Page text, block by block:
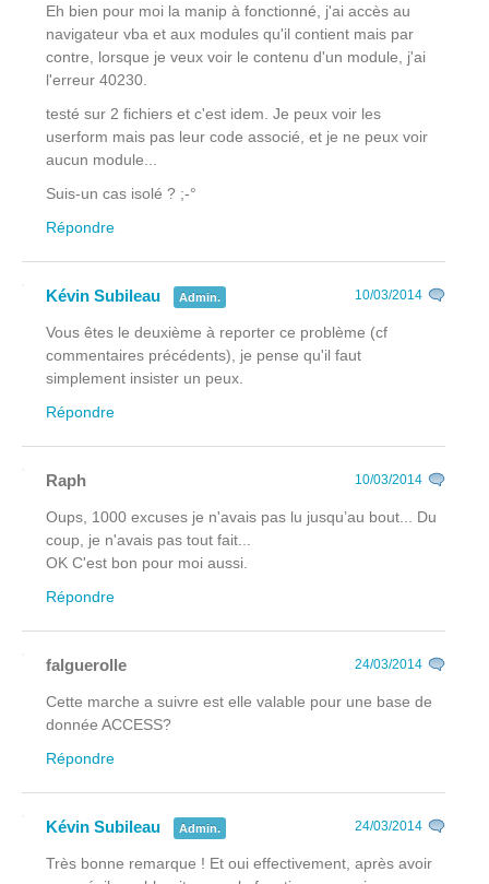
Eh bien pour moi la manip à fonctionné, j'ai accès au
navigateur vba et aux modules qu'il contient mais par
contre, lorsque je veux voir le contenu d'un module, j'ai
l'erreur 40230.
testé sur 2 fichiers et c'est idem. Je peux voir les
userform mais pas leur code associé, et je ne peux voir
aucun module...
Suis-un cas isolé ? ;-°
Répondre
Kévin Subileau Admin. 10/03/2014
Vous êtes le deuxième à reporter ce problème (cf
commentaires précédents), je pense qu'il faut
simplement insister un peux.
Répondre
Raph 10/03/2014
Oups, 1000 excuses je n'avais pas lu jusqu’au bout... Du
coup, je n'avais pas tout fait...
OK C'est bon pour moi aussi.
Répondre
falguerolle 24/03/2014
Cette marche a suivre est elle valable pour une base de
donnée ACCESS?
Répondre
Kévin Subileau Admin. 24/03/2014
Très bonne remarque ! Et oui effectivement, après avoir